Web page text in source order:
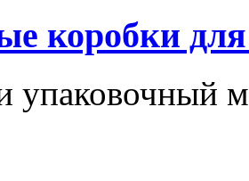
коробки для
упаковочный